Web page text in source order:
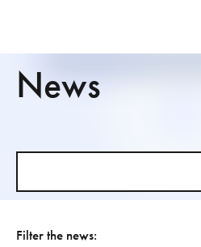
News
Filter the news: